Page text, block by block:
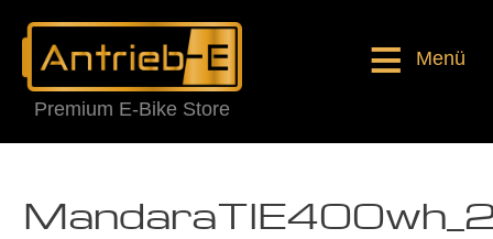
Premium E-Bike Store
Menü